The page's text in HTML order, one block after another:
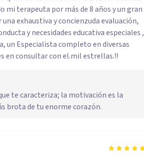
terapeuta por más de 8 años y un gran
exhaustiva y concienzuda evaluación,
y necesidades educativa especiales ,
un Especialista completo en diversas
en consultar con el.mil estrellas.!!
te caracteriza; la motivación es la
brota de tu enorme corazón.